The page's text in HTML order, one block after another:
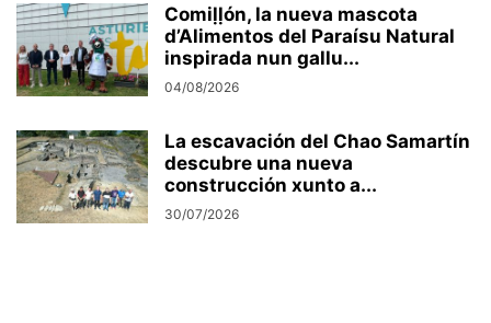
Comiḷḷón, la nueva mascota
d’Alimentos del Paraísu Natural
inspirada nun gallu...
04/08/2026
La escavación del Chao Samartín
descubre una nueva
construcción xunto a...
30/07/2026